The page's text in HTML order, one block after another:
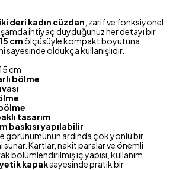
deri kadın cüzdan , zarif ve fonksiyonel
ihtiyaç duyduğunuz her detayı bir
cmölçüsüyle kompakt boyutuna
oldukça kullanışlıdır.
cm
bölme
tasarım
baskısı yapılabilir
görünümünün ardında çok yönlü bir
Kartlar, nakit paralar ve önemli
bölümlendirilmiş iç yapısı, kullanım
kapaksayesinde pratik bir